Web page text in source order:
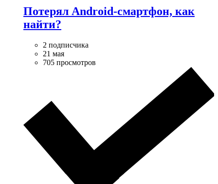
Потерял Android-смартфон, как
найти?
2 подписчика
21 мая
705 просмотров